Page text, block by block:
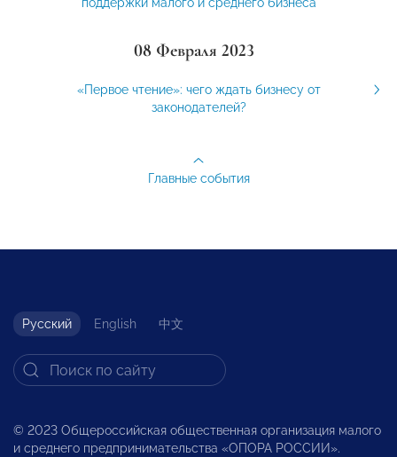
поддержки малого и среднего бизнеса
08 Февраля 2023
«Первое чтение»: чего ждать бизнесу от
законодателей?
Главные события
Русский English 中文
© 2023 Общероссийская общественная организация малого
и среднего предпринимательства «ОПОРА РОССИИ».